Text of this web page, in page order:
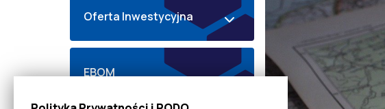
Oferta Inwestycyjna
EBOM